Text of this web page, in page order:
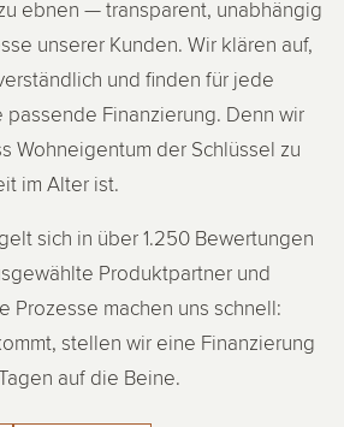
ebnen — transparent, unabhängig
unserer Kunden. Wir klären auf,
und finden für jede
Finanzierung. Denn wir
Wohneigentum der Schlüssel zu
im Alter ist.
sich in über 1.250 Bewertungen
Produktpartner und
Prozesse machen uns schnell:
stellen wir eine Finanzierung
auf die Beine.